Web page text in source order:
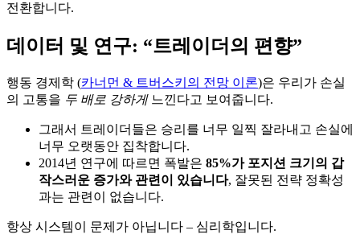
전환합니다.
데이터 및 연구: “트레이더의 편향”
행동 경제학 (카너먼 & 트버스키의 전망 이론)은 우리가 손실
의 고통을 두 배로 강하게느낀다고 보여줍니다.
그래서 트레이더들은 승리를 너무 일찍 잘라내고 손실에
너무 오랫동안 집착합니다.
2014년 연구에 따르면 폭발은 85%가 포지션 크기의 갑
작스러운 증가와 관련이 있습니다, 잘못된 전략 정확성
과는 관련이 없습니다.
항상 시스템이 문제가 아닙니다 – 심리학입니다.